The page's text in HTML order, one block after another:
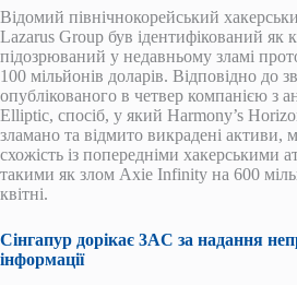
Відомий північнокорейський
Lazarus Group був ідентифікований як
підозрюваний у недавньому зламі
100 мільйонів доларів. Відповідно до
опублікованого в четвер компанією з
Elliptic, спосіб, у який Harmony’s
зламано та відмито викрадені активи,
схожість із попередніми хакерськими
такими як злом Axie Infinity на 600
квітні.
Сінгапур дорікає 3AC за надання
інформації